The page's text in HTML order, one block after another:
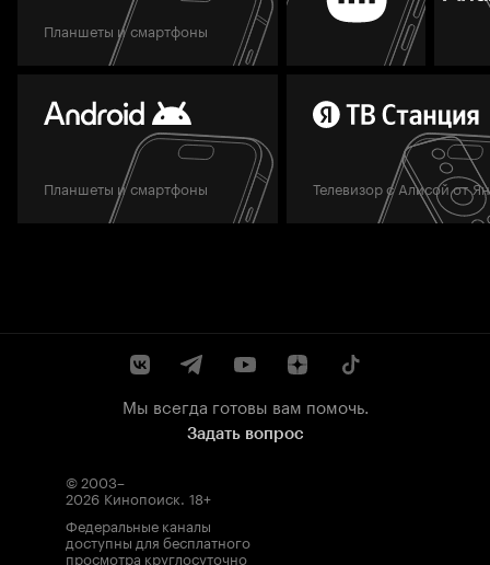
Планшеты и смартфоны
Планшеты и смартфоны Телевизор с Алисой от
Мы всегда готовы вам помочь.
Задать вопрос
© 2003–
2026 Кинопоиск. 18+
Федеральные каналы
доступны для бесплатного
просмотра круглосуточно